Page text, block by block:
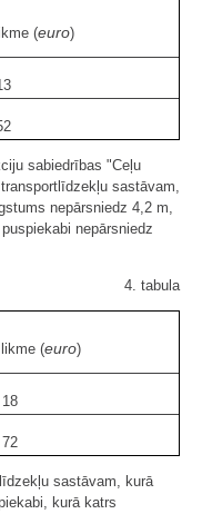
(euro)
sabiedrības "Ceļu
sastāvam,
nepārsniedz 4,2 m,
nepārsniedz
4. tabula
(euro)
18
72
sastāvam, kurā
kurā katrs